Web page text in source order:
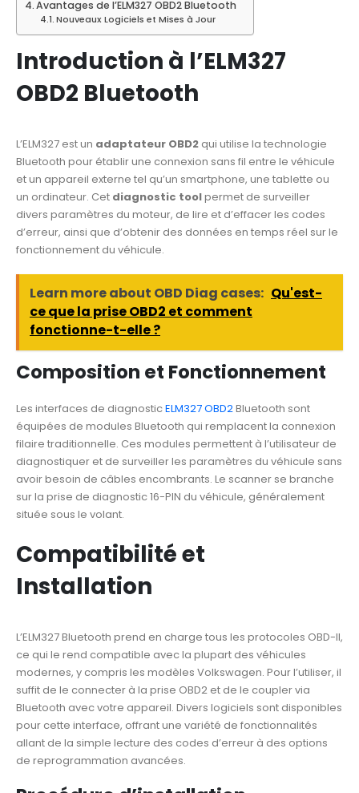
Avantages de l’ELM327 OBD2 Bluetooth
Nouveaux Logiciels et Mises à Jour
Introduction à l’ELM327
OBD2 Bluetooth
L’ELM327 est un adaptateur OBD2 qui utilise la technologie
Bluetooth pour établir une connexion sans fil entre le véhicule
et un appareil externe tel qu’un smartphone, une tablette ou
un ordinateur. Cet diagnostic toolpermet de surveiller
divers paramètres du moteur, de lire et d’effacer les codes
d’erreur, ainsi que d’obtenir des données en temps réel sur le
fonctionnement du véhicule.
Learn more about OBD Diag cases: Qu'est-
ce que la prise OBD2 et comment
fonctionne-t-elle ?
Composition et Fonctionnement
Les interfaces de diagnosticELM327 OBD2Bluetooth sont
équipées de modules Bluetooth qui remplacent la connexion
filaire traditionnelle. Ces modules permettent à l’utilisateur de
diagnostiquer et de surveiller les paramètres du véhicule sans
avoir besoin de câbles encombrants. Le scanner se branche
sur la prise de diagnostic 16-PIN du véhicule, généralement
située sous le volant.
Compatibilité et
Installation
L’ELM327 Bluetooth prend en charge tous les protocoles OBD-II,
ce qui le rend compatible avec la plupart des véhicules
modernes, y compris les modèles Volkswagen. Pour l’utiliser, il
suffit de le connecter à la prise OBD2 et de le coupler via
Bluetooth avec votre appareil. Divers logiciels sont disponibles
pour cette interface, offrant une variété de fonctionnalités
allant de la simple lecture des codes d’erreur à des options
de reprogrammation avancées.